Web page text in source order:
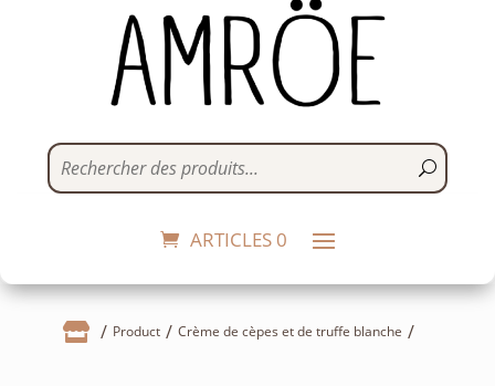
ARTICLES 0
 Product Crème de cèpes et de truffe blanche
Sticker réfléchissant |
rainette